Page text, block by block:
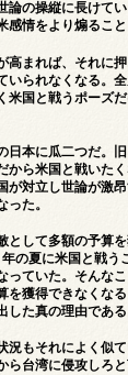
論の操縦に長けて
感情をより煽ること
高まれば、それに
いられなくなる。
米国と戦うポーズ
日本に瓜二つだ。
から米国と戦いた
が対立し世論が激
った。
として多額の予算を
の夏に米国と戦う
っていた。そんな
を獲得できなくな
した真の理由である
況もそれによく似
ら台湾に侵攻しろ